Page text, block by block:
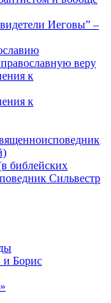
Иеговы” –
веру
к
к
библейских
Сильвестр
и Борис